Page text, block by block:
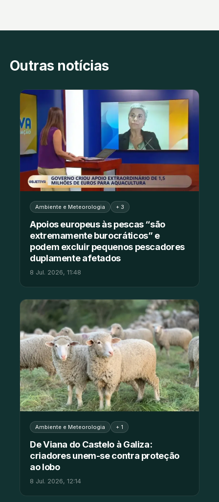
Outras notícias
Ambiente e Meteorologia + 3
Apoios europeus às pescas “são
extremamente burocráticos” e
podem excluir pequenos pescadores
duplamente afetados
8 Jul. 2026, 11:48
Ambiente e Meteorologia + 1
De Viana do Castelo à Galiza:
criadores unem-se contra proteção
ao lobo
8 Jul. 2026, 12:14